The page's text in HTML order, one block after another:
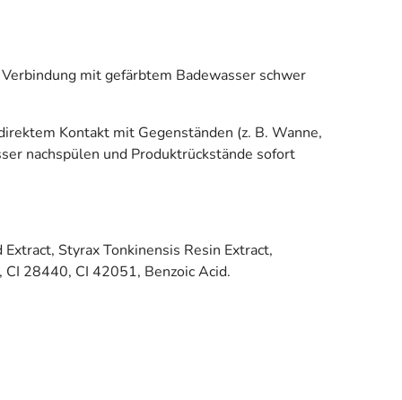
mit gefärbtem Badewasser schwer
Kontakt mit Gegenständen (z. B. Wanne,
nachspülen und Produktrückstände sofort
Styrax Tonkinensis Resin Extract,
28440, CI 42051, Benzoic Acid.